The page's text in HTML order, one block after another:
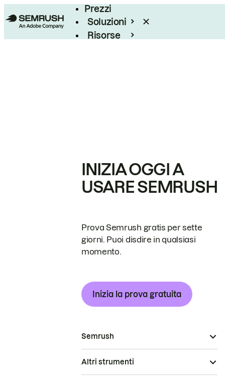
Prezzi
Soluzioni
Risorse
INIZIA OGGI A
USARE SEMRUSH
Prova Semrush gratis per sette
giorni. Puoi disdire in qualsiasi
momento.
Inizia la prova gratuita
Semrush
Altri strumenti